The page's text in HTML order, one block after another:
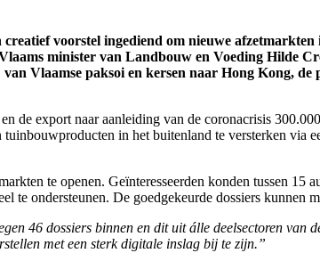
voorstel ingediend om nieuwe
minister van Landbouw en Voeding Hilde
Vlaamse paksoi en kersen naar Hong Kong,
de export naar aanleiding van de coronacrisis
in het buitenland te versterken via
te openen. Geïnteresseerden konden tussen 15
te ondersteunen. De goedgekeurde dossiers
46 dossiers binnen en dit uit álle deelsectoren van
met een sterk digitale inslag bij te zijn.”